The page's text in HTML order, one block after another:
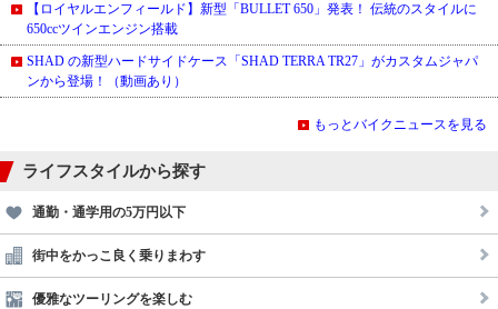
【ロイヤルエンフィールド】新型「BULLET 650」発表！ 伝統のスタイルに
650ccツインエンジン搭載
SHAD の新型ハードサイドケース「SHAD TERRA TR27」がカスタムジャパ
ンから登場！（動画あり）
もっとバイクニュースを見る
ライフスタイルから探す
通勤・通学用の5万円以下
街中をかっこ良く乗りまわす
優雅なツーリングを楽しむ